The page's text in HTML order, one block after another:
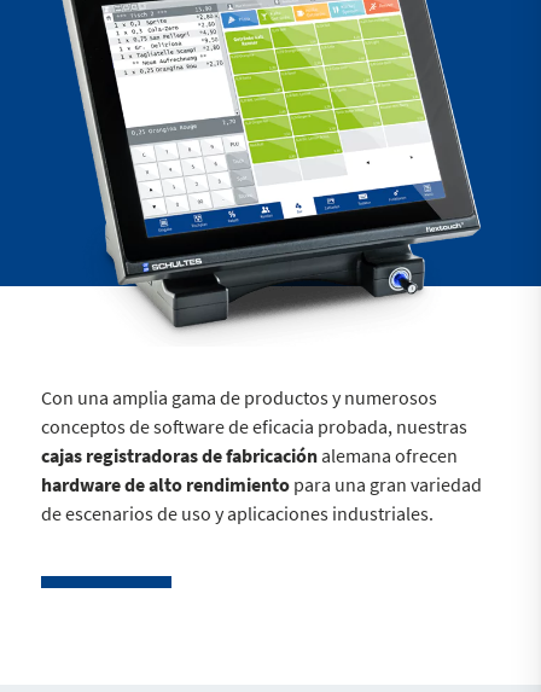
Con una amplia gama de productos y numerosos
conceptos de software de eficacia probada, nuestras
cajas registradoras de fabricaciónalemana ofrecen
hardware de alto rendimientopara una gran variedad
de escenarios de uso y aplicaciones industriales.